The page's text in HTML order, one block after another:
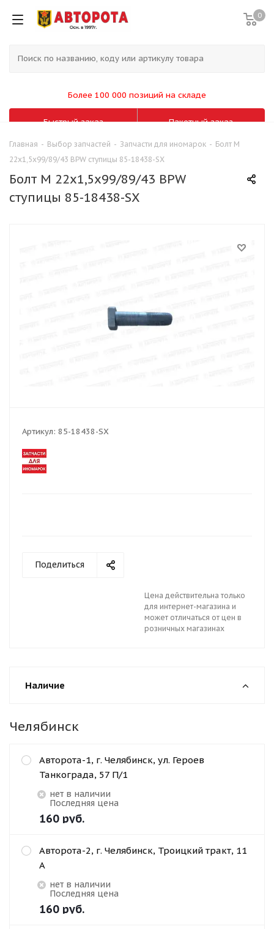
0
Более 100 000 позиций на складе
Быстрый заказ Пакетный заказ
Главная - Выбор запчастей - Запчасти для иномарок - Болт М
22х1,5х99/89/43 BPW ступицы 85-18438-SX
Болт М 22х1,5х99/89/43 BPW
ступицы 85-18438-SX
Артикул: 85-18438-SX
Поделиться
Цена действительна только
для интернет-магазина и
может отличаться от цен в
розничных магазинах
Наличие
Челябинск
Авторота-1, г. Челябинск, ул. Героев
Танкограда, 57 П/1
Нет в наличии
Последняя цена
160 руб.
Авторота-2, г. Челябинск, Троицкий тракт, 11
А
Нет в наличии
Последняя цена
160 руб.